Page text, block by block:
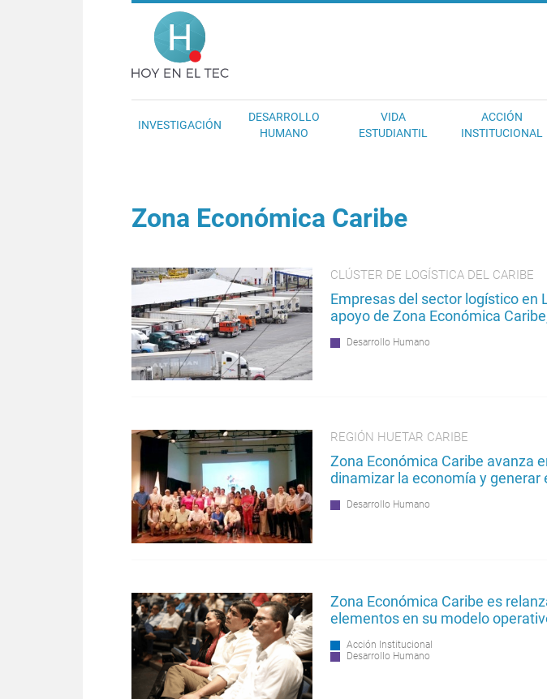
Pasar al contenido principal
INVESTIGACIÓN
DESARROLLO
HUMANO
VIDA
ESTUDIANTIL
ACCIÓN
INSTITUCIONAL
Zona Económica Caribe
CLÚSTER DE LOGÍSTICA DEL CARIBE
Empresas del sector logístico en
apoyo de Zona Económica
Desarrollo Humano
REGIÓN HUETAR CARIBE
Zona Económica Caribe avanza
dinamizar la economía y generar
Desarrollo Humano
Zona Económica Caribe es
elementos en su modelo
Acción Institucional
Desarrollo Humano